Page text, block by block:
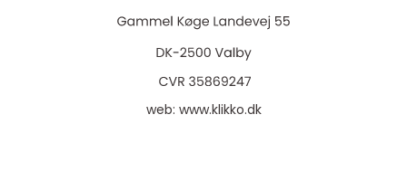
web: www.klikko.dk